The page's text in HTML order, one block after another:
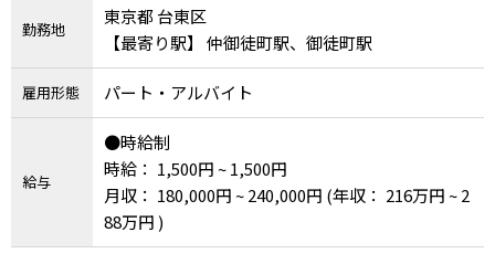
勤務地
東京都 台東区
【最寄り駅】 仲御徒町駅、御徒町駅
雇用形態 パート・アルバイト
給与
●時給制
時給： 1,500円 ~ 1,500円
月収： 180,000円 ~ 240,000円 (年収： 216万円 ~ 2
88万円 )